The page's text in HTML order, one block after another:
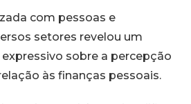
com pessoas e
setores revelou um
sobre a percepção
às finanças pessoais.